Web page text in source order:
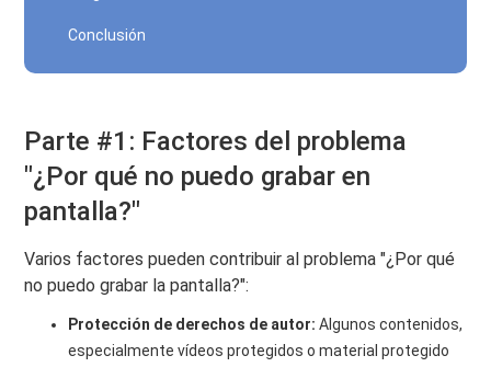
Conclusión
Parte #1: Factores del problema
"¿Por qué no puedo grabar en
pantalla?"
Varios factores pueden contribuir al problema "¿Por qué
no puedo grabar la pantalla?":
Protección de derechos de autor: Algunos contenidos,
especialmente vídeos protegidos o material protegido